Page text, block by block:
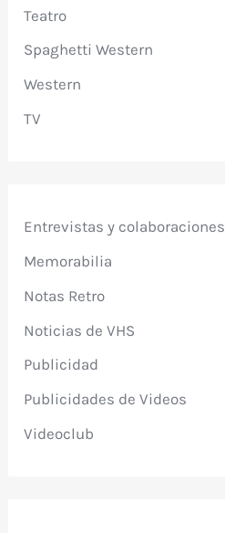
Teatro
Spaghetti Western
Western
TV
Entrevistas y colaboraciones
Memorabilia
Notas Retro
Noticias de VHS
Publicidad
Publicidades de Videos
Videoclub